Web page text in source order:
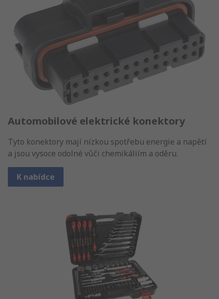
Automobilové elektrické konektory
Tyto konektory mají nízkou spotřebu energie a napětí
a jsou vysoce odolné vůči chemikáliím a oděru.
K nabídce